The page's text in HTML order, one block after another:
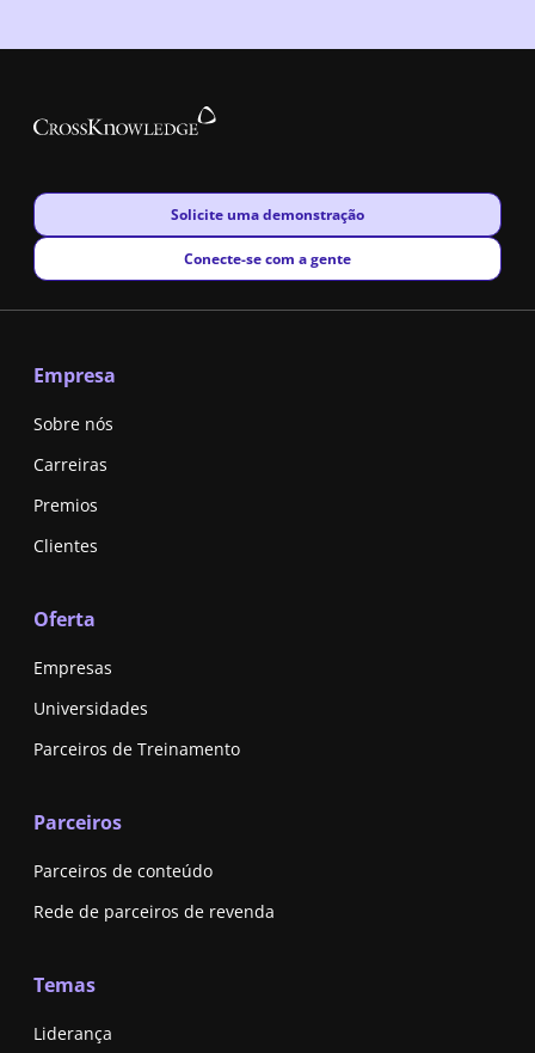
New window
Solicite uma demonstração
New window
Conecte-se com a gente
Empresa
Sobre nós
Carreiras
Premios
Clientes
Oferta
Empresas
Universidades
Parceiros de Treinamento
Parceiros
Parceiros de conteúdo
Rede de parceiros de revenda
Temas
Liderança